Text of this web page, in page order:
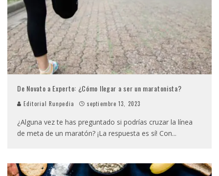
De Novato a Experto: ¿Cómo llegar a ser un maratonista?
Editorial Runpedia septiembre 13, 2023
¿Alguna vez te has preguntado si podrías cruzar la línea
de meta de un maratón? ¡La respuesta es sí! Con...